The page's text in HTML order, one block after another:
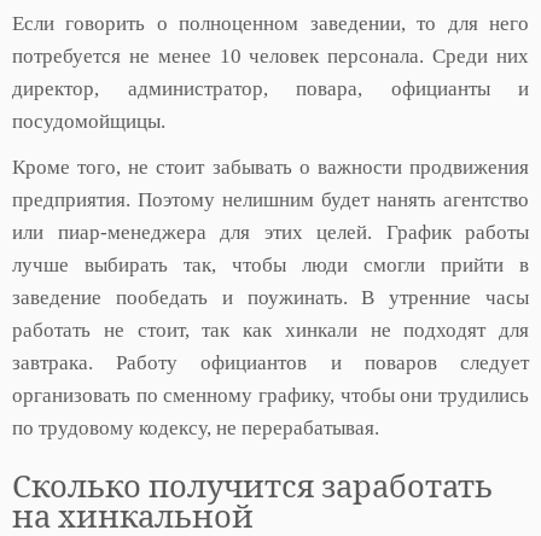
Если говорить о полноценном заведении, то для него
потребуется не менее 10 человек персонала. Среди них
директор, администратор, повара, официанты и
посудомойщицы.
Кроме того, не стоит забывать о важности продвижения
предприятия. Поэтому нелишним будет нанять агентство
или пиар-менеджера для этих целей. График работы
лучше выбирать так, чтобы люди смогли прийти в
заведение пообедать и поужинать. В утренние часы
работать не стоит, так как хинкали не подходят для
завтрака. Работу официантов и поваров следует
организовать по сменному графику, чтобы они трудились
по трудовому кодексу, не перерабатывая.
Сколько получится заработать
на хинкальной